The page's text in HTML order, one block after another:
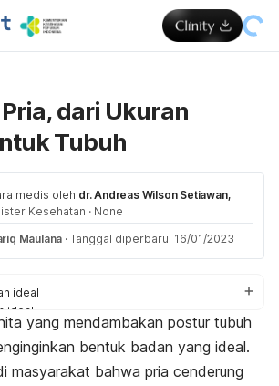
dari Ukuran
Tubuh
medis oleh dr. Andreas Wilson Setiawan,
Kesehatan · None
Maulana · Tanggal diperbarui 16/01/2023
ideal
ideal
ideal
pria
badan ideal
yang mendambakan postur tubuh
bentuk badan yang ideal.
masyarakat bahwa pria cenderung